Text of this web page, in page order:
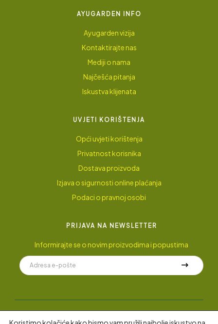
AYUGARDEN INFO
Ayugarden vizija
Kontaktirajte nas
Mediji o nama
Najčešća pitanja
Iskustva klijenata
UVJETI KORIŠTENJA
Opći uvjeti korištenja
Privatnost korisnika
Dostava proizvoda
Izjava o sigurnosti online plaćanja
Podaci o pravnoj osobi
PRIJAVA NA NEWSLETTER
Informirajte se o novim proizvodima i popustima